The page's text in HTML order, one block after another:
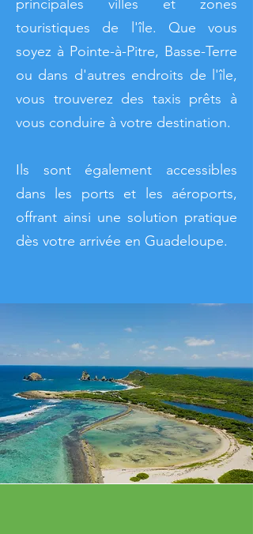
principales villes et zones
touristiques de l'île. Que vous
soyez à Pointe-à-Pitre, Basse-Terre
ou dans d'autres endroits de l'île,
vous trouverez des taxis prêts à
vous conduire à votre destination.
Ils sont également accessibles
dans les ports et les aéroports,
offrant ainsi une solution pratique
dès votre arrivée en Guadeloupe.